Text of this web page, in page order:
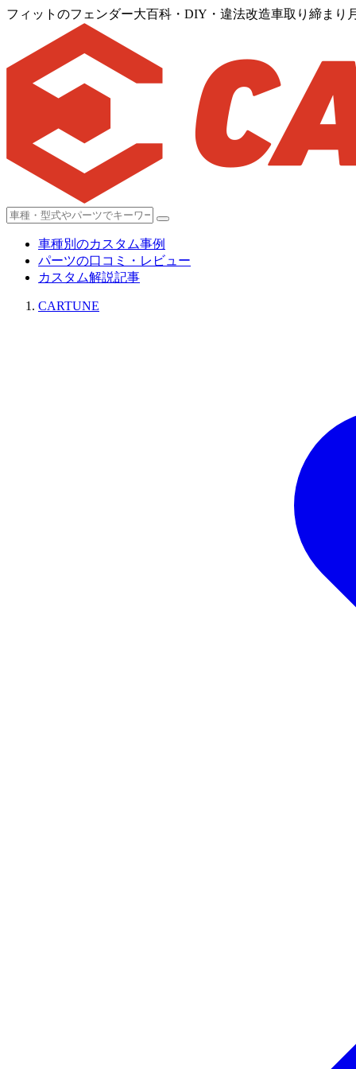
フィットのフェンダー大百科・DIY・違法改造車取り締まり
車種別のカスタム事例
パーツの口コミ・レビュー
カスタム解説記事
CARTUNE